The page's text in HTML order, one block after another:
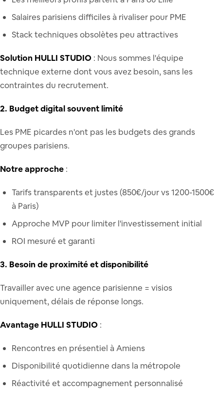
Salaires parisiens difficiles à rivaliser pour PME
Stack techniques obsolètes peu attractives
Solution HULLI STUDIO : Nous sommes l'équipe
technique externe dont vous avez besoin, sans les
contraintes du recrutement.
2. Budget digital souvent limité
Les PME picardes n'ont pas les budgets des grands
groupes parisiens.
Notre approche :
Tarifs transparents et justes (850€/jour vs 1200-1500€
à Paris)
Approche MVP pour limiter l'investissement initial
ROI mesuré et garanti
3. Besoin de proximité et disponibilité
Travailler avec une agence parisienne = visios
uniquement, délais de réponse longs.
Avantage HULLI STUDIO :
Rencontres en présentiel à Amiens
Disponibilité quotidienne dans la métropole
Réactivité et accompagnement personnalisé